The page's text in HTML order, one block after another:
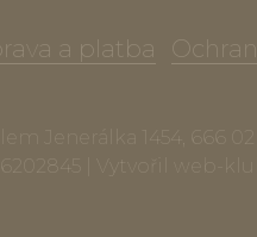
a platba
Jenerálka 1454, 666
| Vytvořil